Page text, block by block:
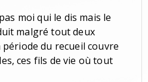
moi qui le dis mais le
malgré tout deux
du recueil couvre
ces fils de vie où tout